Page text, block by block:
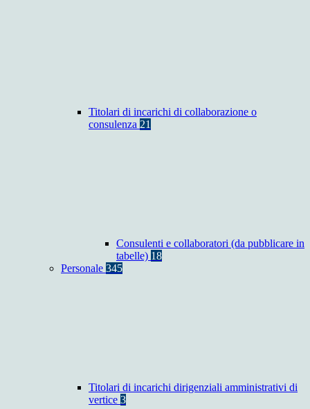
Titolari di incarichi di collaborazione o
consulenza 21
Consulenti e collaboratori (da pubblicare in
tabelle) 18
Personale 345
Titolari di incarichi dirigenziali amministrativi di
vertice 3